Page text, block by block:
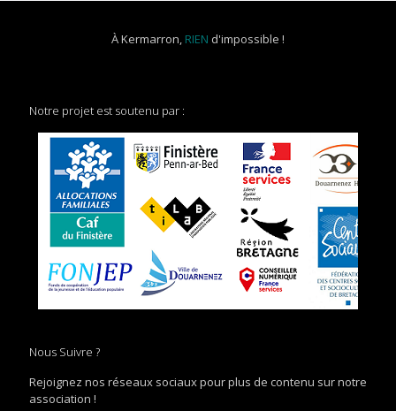
À Kermarron, RIEN d'impossible !
Notre projet est soutenu par :
Nous Suivre ?
Rejoignez nos réseaux sociaux pour plus de contenu sur notre
association !